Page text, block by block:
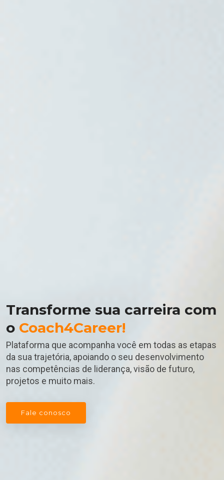
Transforme sua carreira com
o Coach4Career!
Plataforma que acompanha você em todas as etapas
da sua trajetória, apoiando o seu desenvolvimento
nas competências de liderança, visão de futuro,
projetos e muito mais.
Fale conosco